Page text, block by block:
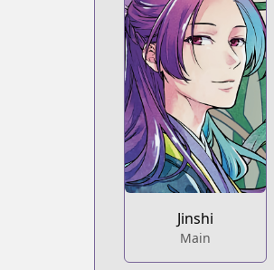
Jinshi
Main